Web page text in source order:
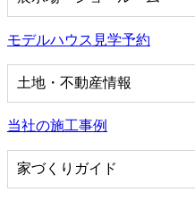
モデルハウス見学予約
土地・不動産情報
当社の施工事例
家づくりガイド